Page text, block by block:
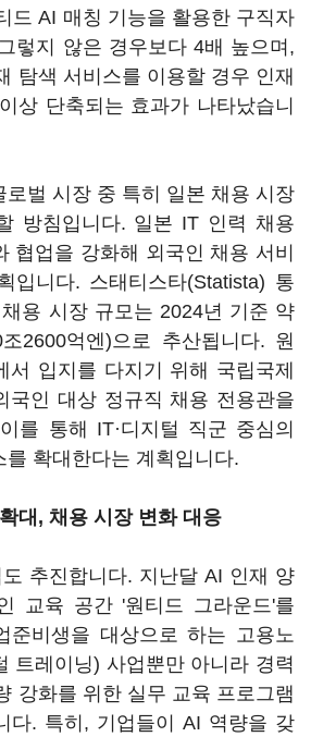
드 AI 매칭 기능을 활용한 구직자
렇지 않은 경우보다 4배 높으며,
탐색 서비스를 이용할 경우 인재
상 단축되는 효과가 나타났습니
로벌 시장 중 특히 일본 채용 시장
방침입니다. 일본 IT 인력 채용
협업을 강화해 외국인 채용 서비
입니다. 스태티스타(Statista) 통
용 시장 규모는 2024년 기준 약
2600억엔)으로 추산됩니다. 원
서 입지를 다지기 위해 국립국제
국인 대상 정규직 채용 전용관을
를 통해 IT·디지털 직군 중심의
를 확대한다는 계획입니다.
대, 채용 시장 변화 대응
추진합니다. 지난달 AI 인재 양
교육 공간 '원티드 그라운드'를
준비생을 대상으로 하는 고용노
트레이닝) 사업뿐만 아니라 경력
강화를 위한 실무 교육 프로그램
다. 특히, 기업들이 AI 역량을 갖